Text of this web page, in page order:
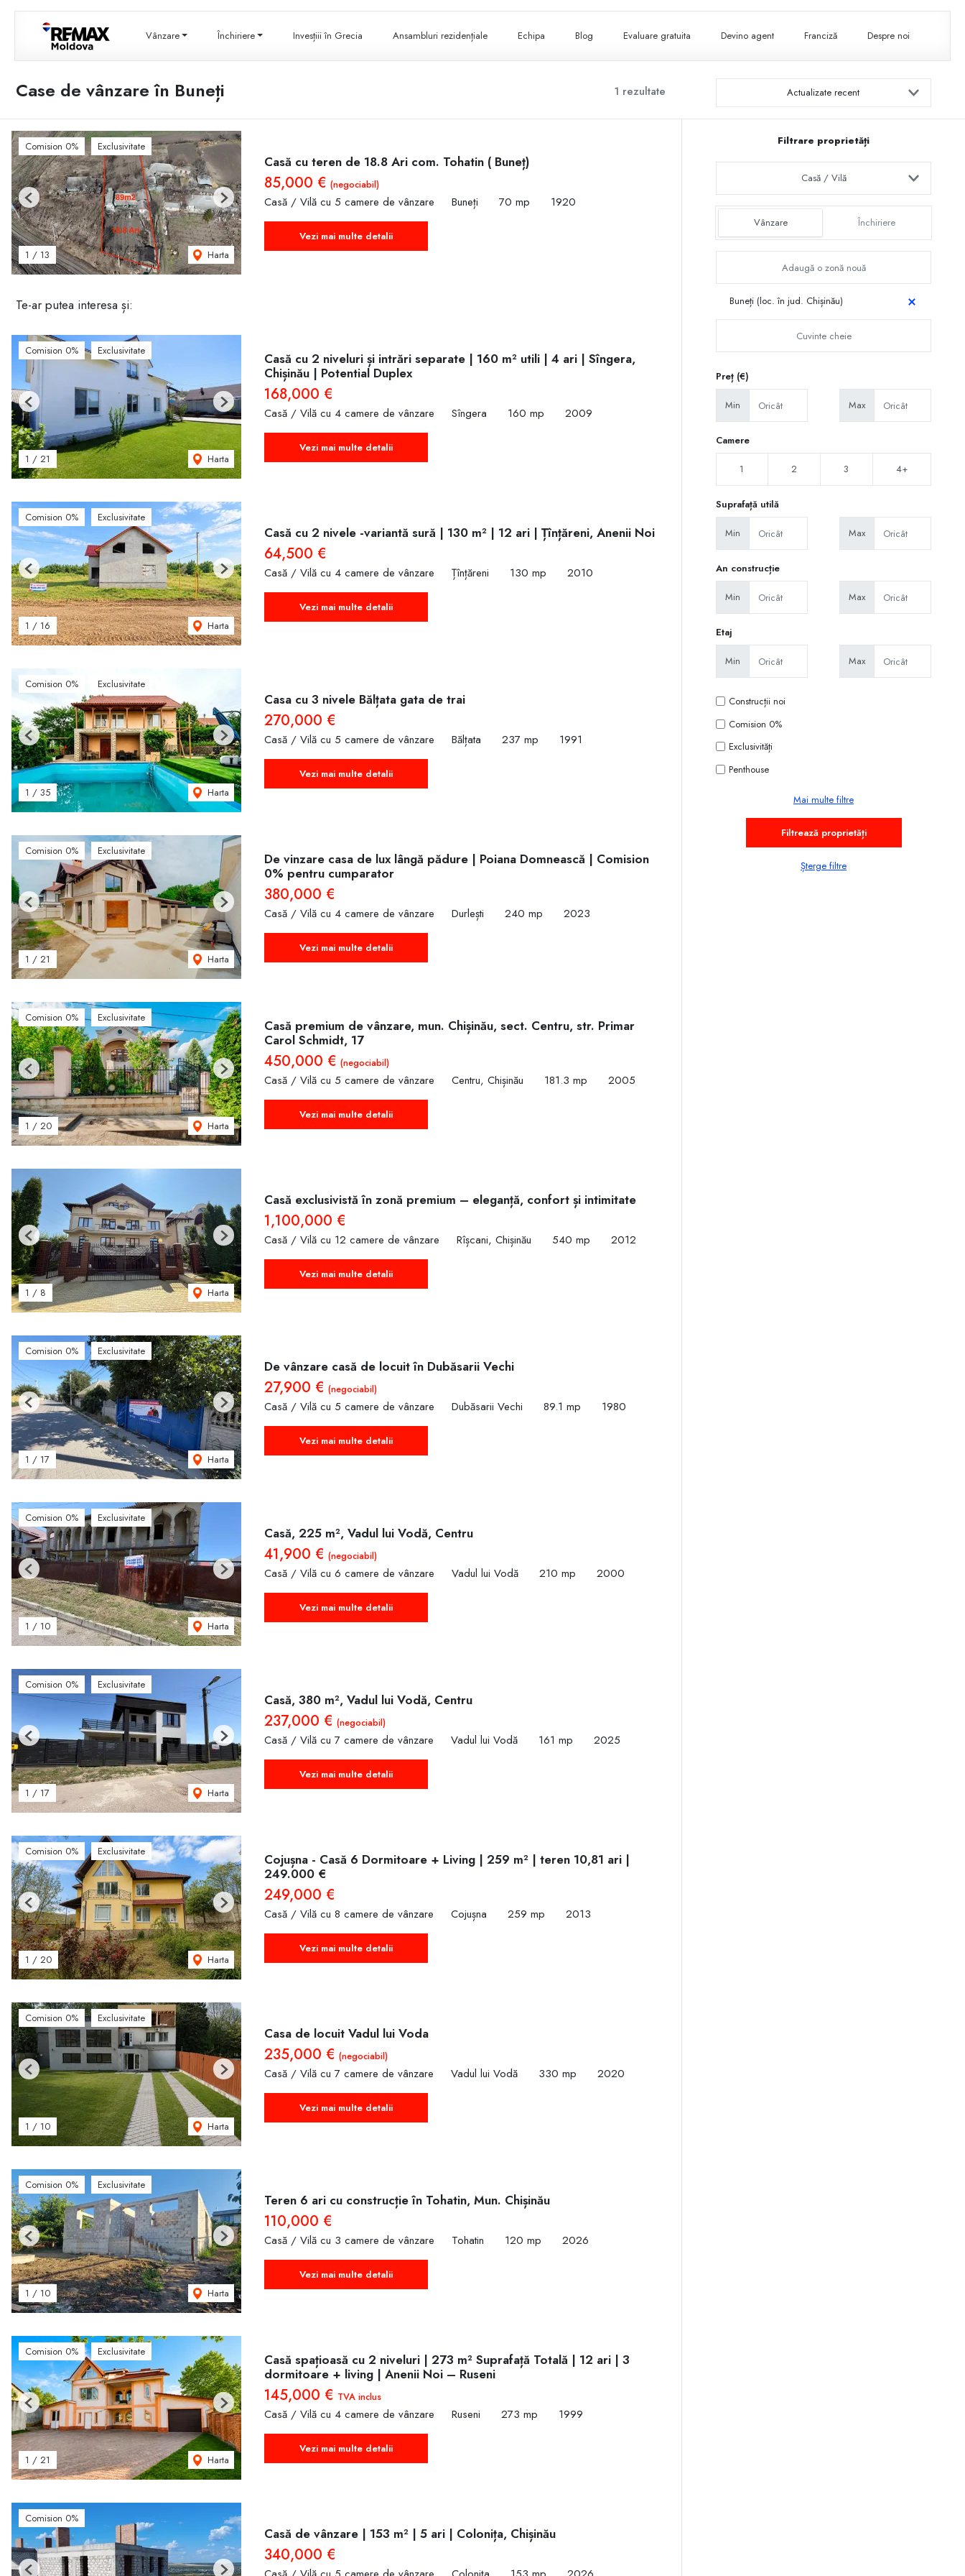
Vânzare Închiriere Invesțiii în Grecia Ansambluri rezidențiale Echipa Blog Evaluare gratuita Devino agent Franciză Despre noi
1 rezultate
Case de vânzare în Buneți Actualizate recent
Comision 0% Exclusivitate
1 / 13 Harta
Previous Next
Casă cu teren de 18.8 Ari com. Tohatin ( Buneț)
85,000 € (negociabil)
Casă / Vilă cu 5 camere de vânzare Buneți 70 mp 1920
Vezi mai multe detalii
Te-ar putea interesa și:
Comision 0% Exclusivitate
1 / 21 Harta
Previous Next
Casă cu 2 niveluri și intrări separate | 160 m² utili | 4 ari | Sîngera,
Chișinău | Potent‌ial Duplex
168,000 €
Casă / Vilă cu 4 camere de vânzare Sîngera 160 mp 2009
Vezi mai multe detalii
Comision 0% Exclusivitate
1 / 16 Harta
Previous Next
Casă cu 2 nivele -variantă sură | 130 m² | 12 ari | Țînțăreni, Anenii Noi
64,500 €
Casă / Vilă cu 4 camere de vânzare Țînțăreni 130 mp 2010
Vezi mai multe detalii
Comision 0% Exclusivitate
1 / 35 Harta
Previous Next
Casa cu 3 nivele Bălțata gata de trai
270,000 €
Casă / Vilă cu 5 camere de vânzare Bălțata 237 mp 1991
Vezi mai multe detalii
Comision 0% Exclusivitate
1 / 21 Harta
Previous Next
De vinzare casa de lux lângă pădure | Poiana Domnească | Comision
0% pentru cumparator
380,000 €
Casă / Vilă cu 4 camere de vânzare Durlești 240 mp 2023
Vezi mai multe detalii
Comision 0% Exclusivitate
1 / 20 Harta
Previous Next
Casă premium de vânzare, mun. Chișinău, sect. Centru, str. Primar
Carol Schmidt, 17
450,000 € (negociabil)
Casă / Vilă cu 5 camere de vânzare Centru, Chișinău 181.3 mp 2005
Vezi mai multe detalii
1 / 8 Harta
Previous Next
Casă exclusivistă în zonă premium – eleganță, confort și intimitate
1,100,000 €
Casă / Vilă cu 12 camere de vânzare Rîșcani, Chișinău 540 mp 2012
Vezi mai multe detalii
Comision 0% Exclusivitate
1 / 17 Harta
Previous Next
De vânzare casă de locuit în Dubăsarii Vechi
27,900 € (negociabil)
Casă / Vilă cu 5 camere de vânzare Dubăsarii Vechi 89.1 mp 1980
Vezi mai multe detalii
Comision 0% Exclusivitate
1 / 10 Harta
Previous Next
Casă, 225 m², Vadul lui Vodă, Centru
41,900 € (negociabil)
Casă / Vilă cu 6 camere de vânzare Vadul lui Vodă 210 mp 2000
Vezi mai multe detalii
Comision 0% Exclusivitate
1 / 17 Harta
Previous Next
Casă, 380 m², Vadul lui Vodă, Centru
237,000 € (negociabil)
Casă / Vilă cu 7 camere de vânzare Vadul lui Vodă 161 mp 2025
Vezi mai multe detalii
Comision 0% Exclusivitate
1 / 20 Harta
Previous Next
Cojușna - Casă 6 Dormitoare + Living | 259 m² | teren 10,81 ari |
249.000 €
249,000 €
Casă / Vilă cu 8 camere de vânzare Cojușna 259 mp 2013
Vezi mai multe detalii
Comision 0% Exclusivitate
1 / 10 Harta
Previous Next
Casa de locuit Vadul lui Voda
235,000 € (negociabil)
Casă / Vilă cu 7 camere de vânzare Vadul lui Vodă 330 mp 2020
Vezi mai multe detalii
Comision 0% Exclusivitate
1 / 10 Harta
Previous Next
Teren 6 ari cu construcție în Tohatin, Mun. Chișinău
110,000 €
Casă / Vilă cu 3 camere de vânzare Tohatin 120 mp 2026
Vezi mai multe detalii
Comision 0% Exclusivitate
1 / 21 Harta
Previous Next
Casă spațioasă cu 2 niveluri | 273 m² Suprafață Totală | 12 ari | 3
dormitoare + living | Anenii Noi – Ruseni
145,000 € TVA inclus
Casă / Vilă cu 4 camere de vânzare Ruseni 273 mp 1999
Vezi mai multe detalii
Comision 0%
Casă de vânzare | 153 m² | 5 ari | Colonița, Chișinău
340,000 €
Filtrare proprietăți
Casă / Vilă
Vânzare Închiriere
Buneți (loc. în jud. Chișinău)
Preț (€)
Min Max
Camere
1 2 3 4+
Suprafață utilă
Min Max
An construcție
Min Max
Etaj
Min Max
Construcții noi
Comision 0%
Exclusivități
Penthouse
Mai multe filtre
Șterge filtre